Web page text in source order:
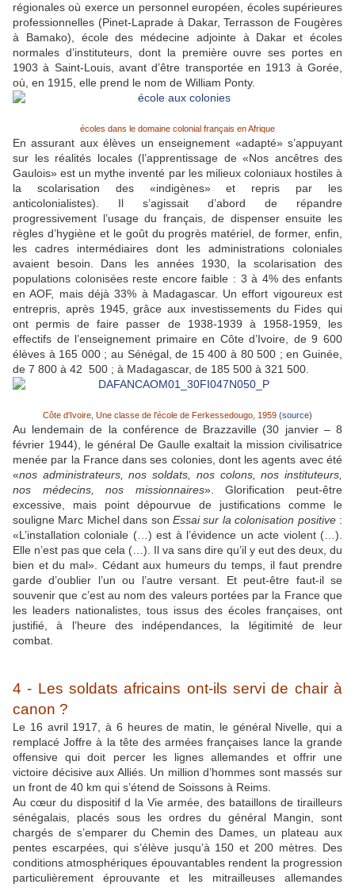
régionales où exerce un personnel européen, écoles supérieures
professionnelles (Pinet-Laprade à Dakar, Terrasson de Fougères
à Bamako), école des médecine adjointe à Dakar et écoles
normales d’instituteurs, dont la première ouvre ses portes en
1903 à Saint-Louis, avant d’être transportée en 1913 à Gorée,
où, en 1915, elle prend le nom de William Ponty.
écoles dans le domaine colonial français en Afrique
En assurant aux élèves un enseignement «adapté» s’appuyant
sur les réalités locales (l’apprentissage de «Nos ancêtres des
Gaulois» est un mythe inventé par les milieux coloniaux hostiles à
la scolarisation des «indigènes» et repris par les
anticolonialistes). Il s’agissait d’abord de répandre
progressivement l’usage du français, de dispenser ensuite les
règles d’hygiène et le goût du progrès matériel, de former, enfin,
les cadres intermédiaires dont les administrations coloniales
avaient besoin. Dans les années 1930, la scolarisation des
populations colonisées reste encore faible : 3 à 4% des enfants
en AOF, mais déjà 33% à Madagascar. Un effort vigoureux est
entrepris, après 1945, grâce aux investissements du Fides qui
ont permis de faire passer de 1938-1939 à 1958-1959, les
effectifs de l’enseignement primaire en Côte d’Ivoire, de 9 600
élèves à 165 000 ; au Sénégal, de 15 400 à 80 500 ; en Guinée,
de 7 800 à 42 500 ; à Madagascar, de 185 500 à 321 500.
Côte d'Ivoire, Une classe de l'école de Ferkessedougo, 1959 (source)
Au lendemain de la conférence de Brazzaville (30 janvier – 8
février 1944), le général De Gaulle exaltait la mission civilisatrice
menée par la France dans ses colonies, dont les agents avec été
«nos administrateurs, nos soldats, nos colons, nos instituteurs,
nos médecins, nos missionnaires». Glorification peut-être
excessive, mais point dépourvue de justifications comme le
souligne Marc Michel dans son Essai sur la colonisation positive:
«L’installation coloniale (…) est à l’évidence un acte violent (…).
Elle n’est pas que cela (…). Il va sans dire qu’il y eut des deux, du
bien et du mal». Cédant aux humeurs du temps, il faut prendre
garde d’oublier l’un ou l’autre versant. Et peut-être faut-il se
souvenir que c’est au nom des valeurs portées par la France que
les leaders nationalistes, tous issus des écoles françaises, ont
justifié, à l’heure des indépendances, la légitimité de leur
combat.
4 - Les soldats africains ont-ils servi de chair à
canon ?
Le 16 avril 1917, à 6 heures de matin, le général Nivelle, qui a
remplacé Joffre à la tête des armées françaises lance la grande
offensive qui doit percer les lignes allemandes et offrir une
victoire décisive aux Alliés. Un million d’hommes sont massés sur
un front de 40 km qui s’étend de Soissons à Reims.
Au cœur du dispositif d la Vie armée, des bataillons de tirailleurs
sénégalais, placés sous les ordres du général Mangin, sont
chargés de s’emparer du Chemin des Dames, un plateau aux
pentes escarpées, qui s’élève jusqu’à 150 et 200 mètres. Des
conditions atmosphériques épouvantables rendent la progression
particulièrement éprouvante et les mitrailleuses allemandes